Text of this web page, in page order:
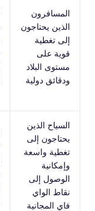
المسافرون
الذين يحتاجون
إلى تغطية
قوية على
مستوى البلاد
ودقائق دولية
السياح الذين
يحتاجون إلى
تغطية واسعة
وإمكانية
الوصول إلى
نقاط الواي
فاي المجانية